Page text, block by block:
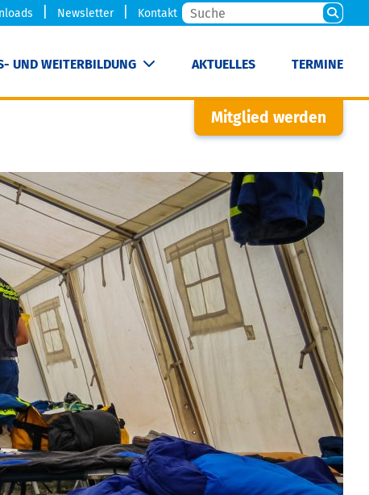
Newsletter Kontakt
UND WEITERBILDUNG AKTUELLES TERMINE
Mitglied werden